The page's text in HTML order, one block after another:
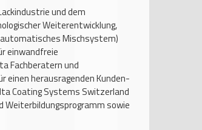
und dem
Weiterentwicklung,
Mischsystem)
einwandfreie
Fachberatern und
herausragenden Kunden-
Coating Systems Switzerland
Weiterbildungsprogramm sowie